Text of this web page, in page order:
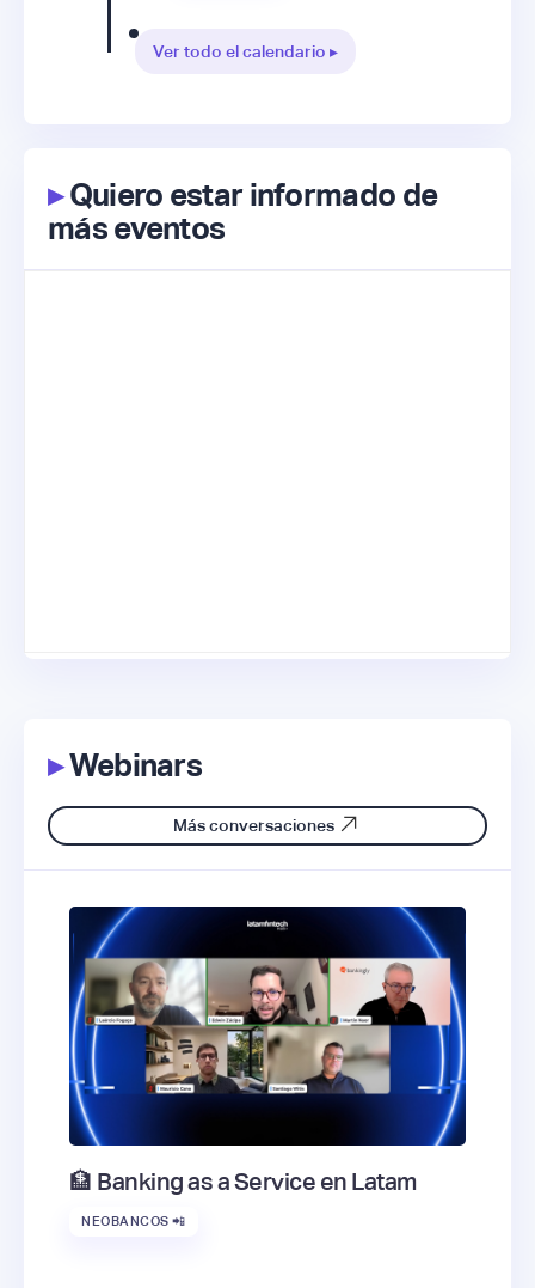
Ver todo el calendario ▸
▸Quiero estar informado de
más eventos
▸Webinars
Más conversaciones
🏦 Banking as a Service en Latam
NEOBANCOS 📲